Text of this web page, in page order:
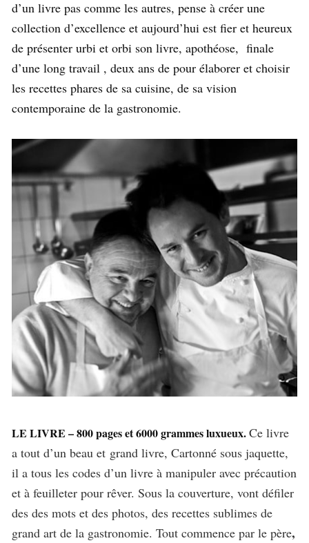
d’un livre pas comme les autres, pense à créer une
collection d’excellence et aujourd’hui est fier et heureux
de présenter urbi et orbi son livre, apothéose, finale
d’une long travail , deux ans de pour élaborer et choisir
les recettes phares de sa cuisine, de sa vision
contemporaine de la gastronomie.
LE LIVRE – 800 pages et 6000 grammes luxueux.Ce livre
a tout d’un beau et grand livre, Cartonné sous jaquette,
il a tous les codes d’un livre à manipuler avec précaution
et à feuilleter pour rêver. Sous la couverture, vont défiler
des des mots et des photos, des recettes sublimes de
grand art de la gastronomie. Tout commence par le père,